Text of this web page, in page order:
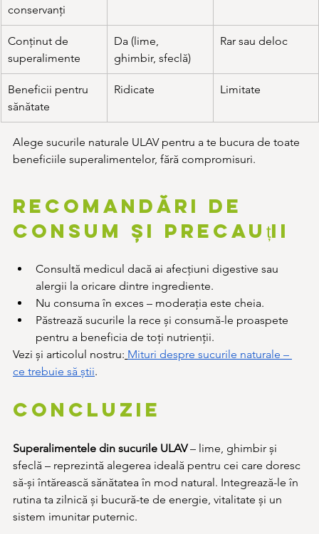
conservanți
Conținut de
superalimente
Da (lime,
ghimbir, sfeclă)
Rar sau deloc
Beneficii pentru
sănătate
Ridicate Limitate
Alege sucurile naturale ULAV pentru a te bucura de toate
beneficiile superalimentelor, fără compromisuri.
Recomandări de
consum și precauții
Consultă medicul dacă ai afecțiuni digestive sau
alergii la oricare dintre ingrediente.
Nu consuma în exces – moderația este cheia.
Păstrează sucurile la rece și consumă-le proaspete
pentru a beneficia de toți nutrienții.
Vezi și articolul nostru: Mituri despre sucurile naturale –
ce trebuie să știi.
Concluzie
Superalimentele din sucurile ULAV – lime, ghimbir și
sfeclă – reprezintă alegerea ideală pentru cei care doresc
să-și întărească sănătatea în mod natural. Integrează-le în
rutina ta zilnică și bucură-te de energie, vitalitate și un
sistem imunitar puternic.